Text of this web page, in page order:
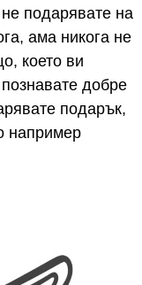
подарявате на
ама никога не
което ви
добре
подарък,
например